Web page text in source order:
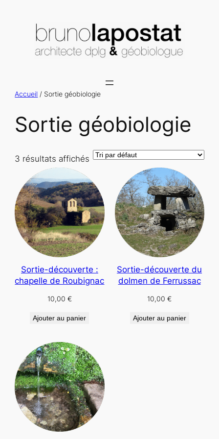
Accueil / Sortie géobiologie
Sortie géobiologie
3 résultats affichés
Sortie-découverte :
chapelle de Roubignac
10,00 €
Ajouter au panier
Sortie-découverte du
dolmen de Ferrussac
10,00€
Ajouter au panier